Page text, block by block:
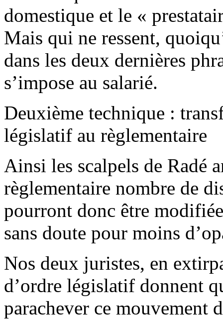
domestique et le «
Mais qui ne ressent,
dans les deux dernières
s’impose au salarié.
Deuxième technique :
législatif au règlementaire
Ainsi les scalpels de Radé
règlementaire nombre de
pourront donc être
sans doute pour moins
Nos deux juristes, en
d’ordre législatif donnent
parachever ce mouvement